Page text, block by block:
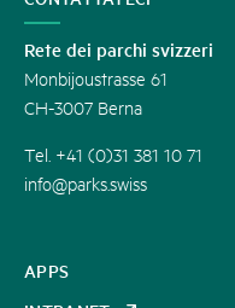
APPS
Rete dei parchi svizzeri
Monbijoustrasse 61
CH-3007 Berna
Tel. +41 (0)31 381 10 71
info@parks.swiss